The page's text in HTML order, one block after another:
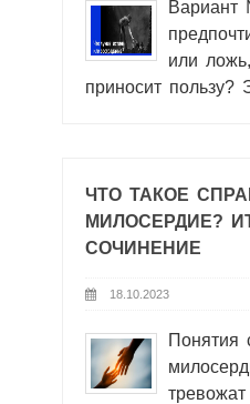
или
приносит пользу?
ЧТО ТАКОЕ
МИЛОСЕРДИЕ?
СОЧИНЕНИЕ
18.10.2023
Понятия
тревожат